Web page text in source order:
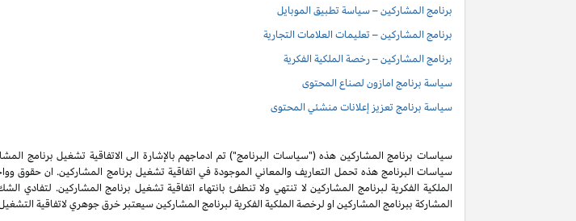
برنامج المشاركين – سياسة تطبيق الموبايل
برنامج المشاركين – تعليمات العلامات التجارية
برنامج المشاركين – رخصة الملكية الفكرية
سياسة برنامج امازون لصناع المحتوى
سياسة برنامج تعزيز إعلانات منشئي المحتوى
سياسات برنامج المشاركين هذه ("سياسات البرنامج") تم ادماجهم بالإشارة الى الاتفاقية تشغيل برنامج
المشاركة ببرنامج المشاركين او لرخصة الملكية الفكرية لبرنامج المشاركين سيعتبر خرق جوهري لاتفاقية